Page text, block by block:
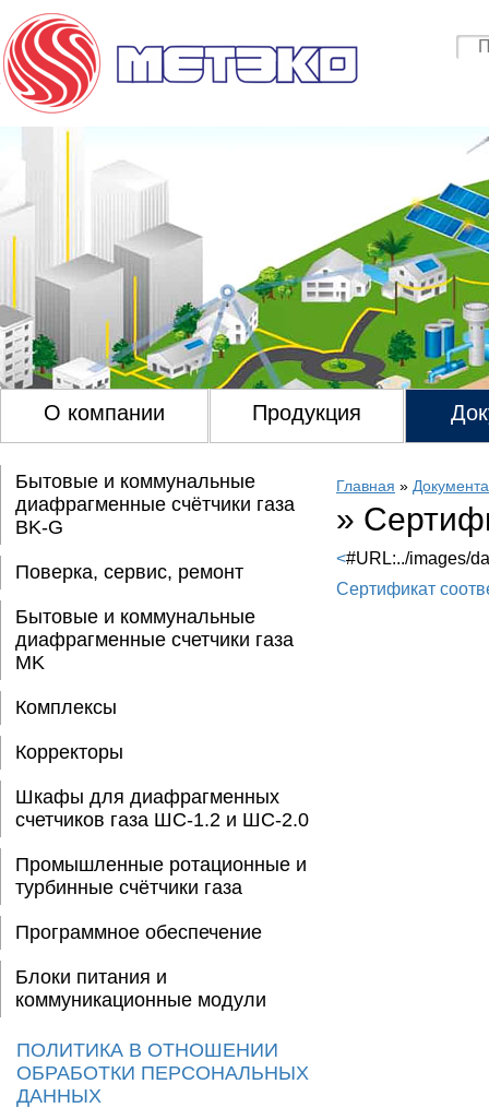
О компании Продукция
Бытовые и коммунальные
диафрагменные счётчики газа
BK-G
Поверка, сервис, ремонт
Бытовые и коммунальные
диафрагменные счетчики газа
MK
Комплексы
Корректоры
Шкафы для диафрагменных
счетчиков газа ШС-1.2 и ШС-2.0
Промышленные ротационные и
турбинные счётчики газа
Программное обеспечение
Блоки питания и
коммуникационные модули
ПОЛИТИКА В ОТНОШЕНИИ
ОБРАБОТКИ ПЕРСОНАЛЬНЫХ
ДАННЫХ
Главная »
»
<#URL:../images/
Сертификат